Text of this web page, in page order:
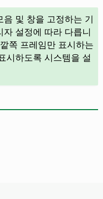
및 창을 고정하는 기
설정에 따라 다릅니
쪽 프레임만 표시하는
시하도록 시스템을 설